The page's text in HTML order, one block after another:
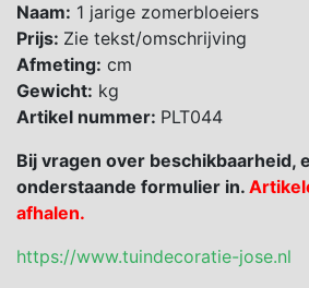
Naam: 1 jarige zomerbloeiers
Prijs: Zie tekst/omschrijving
Afmeting: cm
Gewicht: kg
Artikel nummer: PLT044
Bij vragen over beschikbaarheid,
onderstaande formulier in.
afhalen.
https://www.tuindecoratie-jose.nl